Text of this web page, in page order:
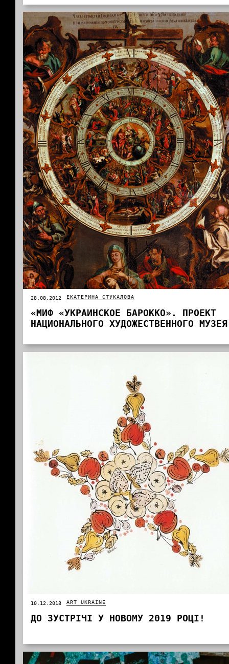
28.08.2012 ЕКАТЕРИНА СТУКАЛОВА
«МИФ «УКРАИНСКОЕ БАРОККО». ПРОЕКТ
НАЦИОНАЛЬНОГО ХУДОЖЕСТВЕННОГО МУЗЕЯ
10.12.2018 ART UKRAINE
ДО ЗУСТРІЧІ У НОВОМУ 2019 РОЦІ!